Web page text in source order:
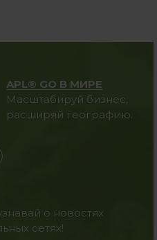
APL® GO В МИРЕ
Масштабируй бизнес,
расширяй географию.
о новостях
сетях!